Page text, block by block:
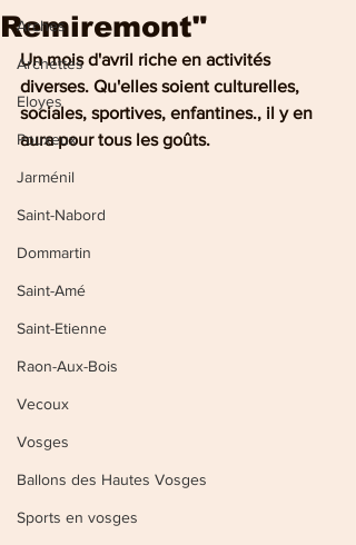
Arches
Archettes
Eloyes
Pouxeux
Jarménil
Saint-Nabord
Dommartin
Saint-Amé
Saint-Etienne
Raon-Aux-Bois
Vecoux
Vosges
Ballons des Hautes Vosges
Sports en vosges
Remiremont"
Un mois d'avril riche en activités
diverses. Qu'elles soient culturelles,
sociales, sportives, enfantines., il y en
aura pour tous les goûts.